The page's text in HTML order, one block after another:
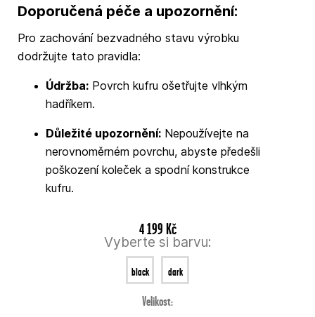
Doporučená péče a upozornění:
Pro zachování bezvadného stavu výrobku
dodržujte tato pravidla:
Údržba:Povrch kufru ošetřujte vlhkým
hadříkem.
Důležité upozornění:Nepoužívejte na
nerovnoměrném povrchu, abyste předešli
poškození koleček a spodní konstrukce
kufru.
4 199 Kč
Vyberte si barvu:
black dark
red
Velikost: